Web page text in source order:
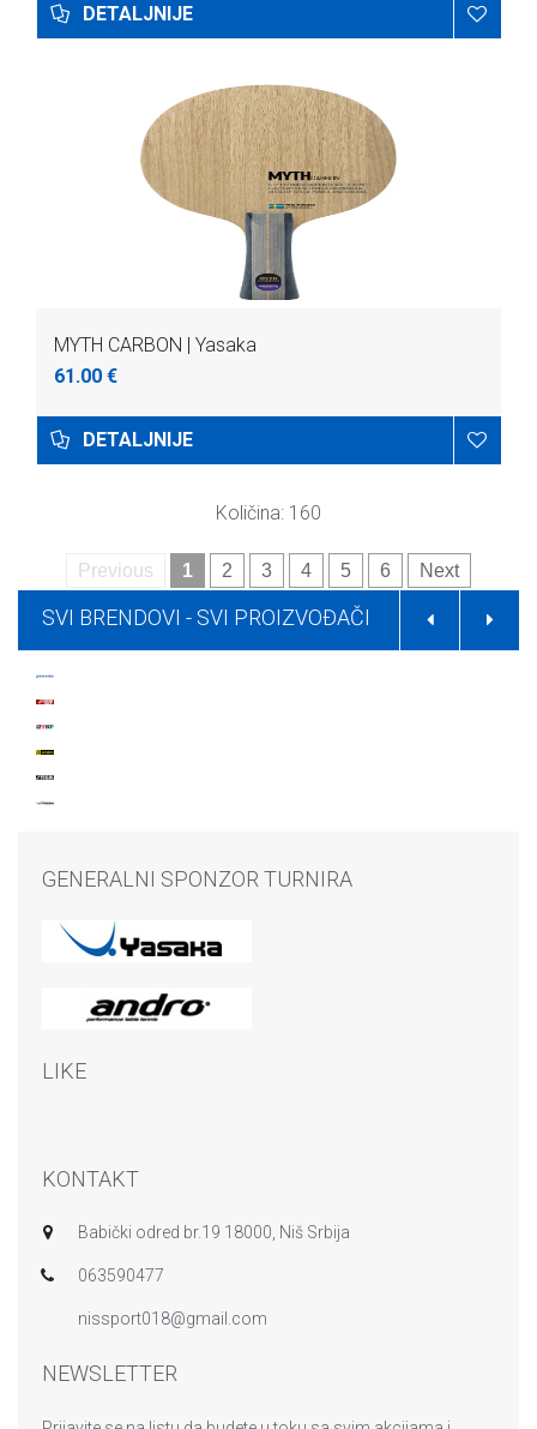
DETALJNIJE
MYTH CARBON | Yasaka
61.00 €
DETALJNIJE
Količina: 160
Previous 1 2 3 4 5 6 Next
SVI BRENDOVI - SVI PROIZVOĐAČI
GENERALNI SPONZOR TURNIRA
LIKE
KONTAKT
Babički odred br.19 18000, Niš Srbija
063590477
nissport018@gmail.com
NEWSLETTER